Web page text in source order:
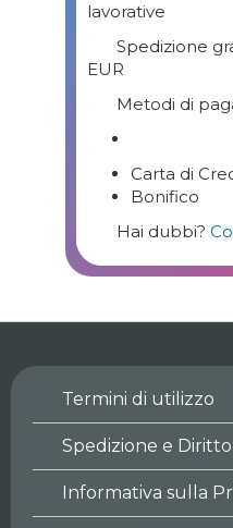
lavorative
Spedizione
EUR
Metodi di
Carta di
Bonifico
Hai dubbi?
Termini di utilizzo
Spedizione e
Informativa sulla